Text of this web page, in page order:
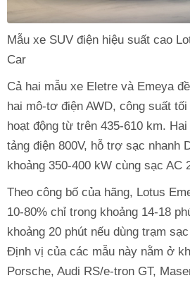
Mẫu xe SUV điện hiệu suất cao
Car
Cả hai mẫu xe Eletre và Emeya
hai mô-tơ điện AWD, công suất
hoạt động từ trên 435-610 km.
tảng điện 800V, hỗ trợ sạc nhanh
khoảng 350-400 kW cùng sạc AC
Theo công bố của hãng, Lotus
10-80% chỉ trong khoảng 14-18
khoảng 20 phút nếu dùng trạm
Định vị của các mẫu này nằm ở
Porsche, Audi RS/e-tron GT,